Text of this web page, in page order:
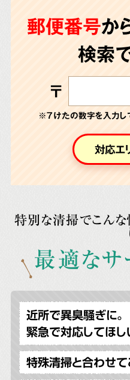
郵便番号か
検索
〒
※７けたの数字を入力し
対応エ
特別な清掃でこん
最適なサ
近所で異臭騒ぎに。
緊急で対応してほし
特殊清掃と合わせ